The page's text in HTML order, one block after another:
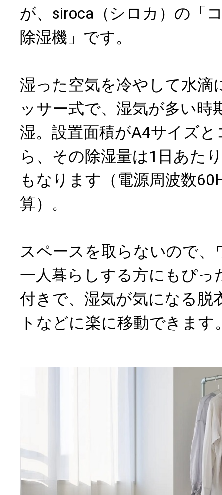
が、siroca（シロカ）の「
除湿機」です。
湿った空気を冷やして水滴
ッサー式で、湿気が多い時
湿。設置面積がA4サイズ
ら、その除湿量は1日あた
もなります（電源周波数
算）。
スペースを取らないので、
一人暮らしする方にもぴっ
付きで、湿気が気になる脱
トなどに楽に移動できます